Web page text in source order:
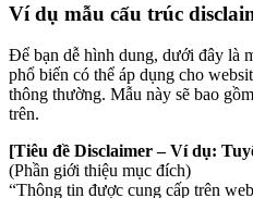
Ví dụ mẫu cấu trúc
Để bạn dễ hình dung, dưới đây là
phổ biến có thể áp dụng cho
thông thường. Mẫu này sẽ bao
trên.
[Tiêu đề Disclaimer – Ví dụ:
(Phần giới thiệu mục đích)
“Thông tin được cung cấp trên